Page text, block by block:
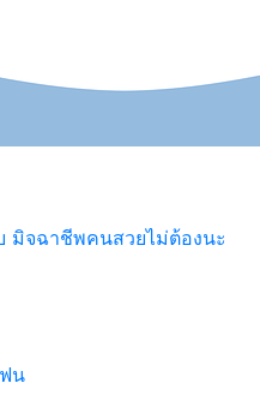
มิจฉาชีพคนสวยไม่ต้องนะ